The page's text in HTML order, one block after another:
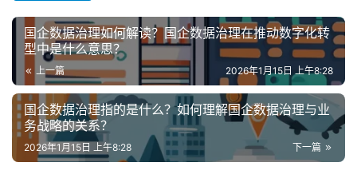
国企数据治理如何解读？国企数据治理在推动数字化转
型中是什么意思？
上一篇 2026年1月15日 上午8:28
国企数据治理指的是什么？如何理解国企数据治理与业
务战略的关系？
下一篇
2026年1月15日 上午8:28